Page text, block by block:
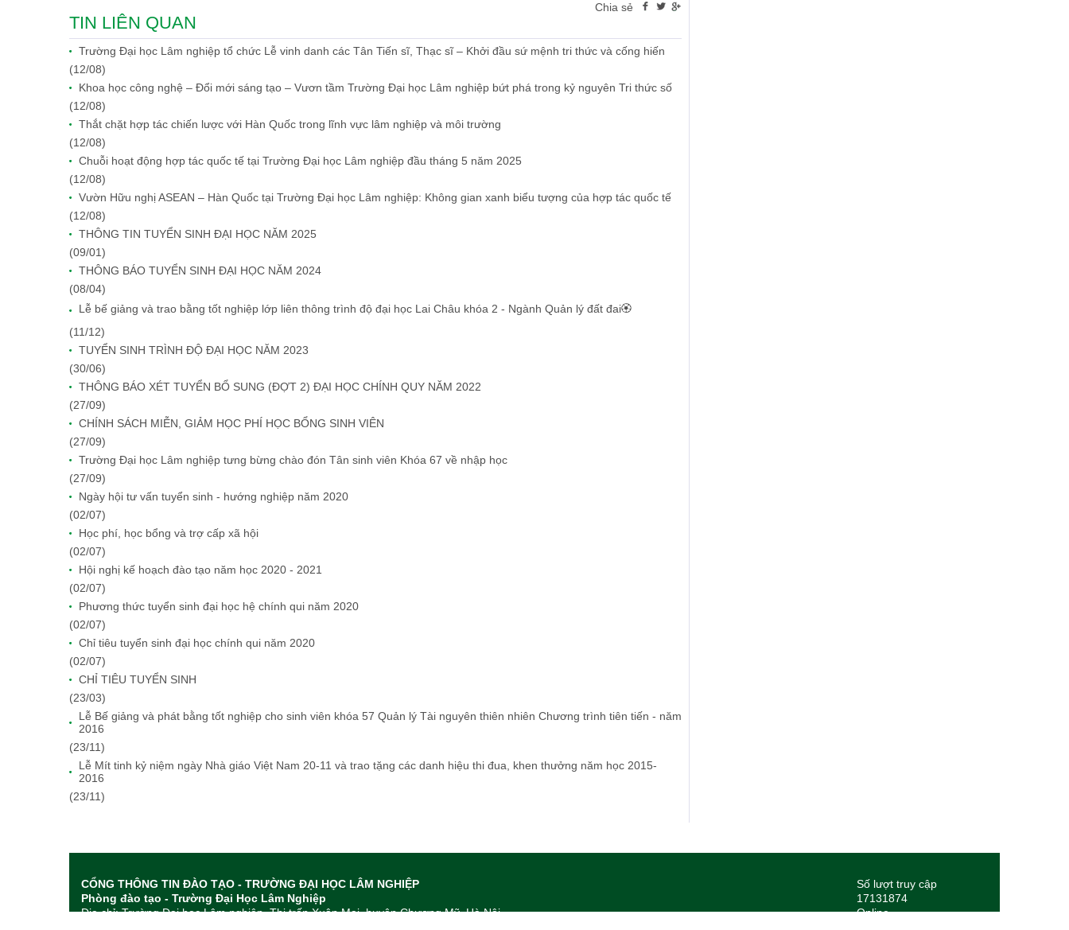
Chia sẻ
TIN LIÊN QUAN
Trường Đại học Lâm nghiệp tổ chức Lễ vinh danh các Tân Tiến sĩ, Thạc sĩ – Khởi đầu sứ mệnh tri thức và cống hiến
(12/08)
Khoa học công nghệ – Đổi mới sáng tạo – Vươn tầm Trường Đại học Lâm nghiệp bứt phá trong kỷ nguyên Tri thức số
(12/08)
Thắt chặt hợp tác chiến lược với Hàn Quốc trong lĩnh vực lâm nghiệp và môi trường
(12/08)
Chuỗi hoạt động hợp tác quốc tế tại Trường Đại học Lâm nghiệp đầu tháng 5 năm 2025
(12/08)
Vườn Hữu nghị ASEAN – Hàn Quốc tại Trường Đại học Lâm nghiệp: Không gian xanh biểu tượng của hợp tác quốc tế
(12/08)
THÔNG TIN TUYỂN SINH ĐẠI HỌC NĂM 2025
(09/01)
THÔNG BÁO TUYỂN SINH ĐẠI HỌC NĂM 2024
(08/04)
Lễ bế giảng và trao bằng tốt nghiệp lớp liên thông trình độ đại học Lai Châu khóa 2 - Ngành Quản lý đất đai🏵️
(11/12)
TUYỂN SINH TRÌNH ĐỘ ĐẠI HỌC NĂM 2023
(30/06)
THÔNG BÁO XÉT TUYỂN BỔ SUNG (ĐỢT 2) ĐẠI HỌC CHÍNH QUY NĂM 2022
(27/09)
CHÍNH SÁCH MIỄN, GIẢM HỌC PHÍ HỌC BỔNG SINH VIÊN
(27/09)
Trường Đại học Lâm nghiệp tưng bừng chào đón Tân sinh viên Khóa 67 về nhập học
(27/09)
Ngày hội tư vấn tuyển sinh - hướng nghiệp năm 2020
(02/07)
Học phí, học bổng và trợ cấp xã hội
(02/07)
Hội nghị kế hoạch đào tạo năm học 2020 - 2021
(02/07)
Phương thức tuyển sinh đại học hệ chính qui năm 2020
(02/07)
Chỉ tiêu tuyển sinh đại học chính qui năm 2020
(02/07)
CHỈ TIÊU TUYỂN SINH
(23/03)
Lễ Bế giảng và phát bằng tốt nghiệp cho sinh viên khóa 57 Quản lý Tài nguyên thiên nhiên Chương trình tiên tiến - năm
2016
(23/11)
Lễ Mít tinh kỷ niệm ngày Nhà giáo Việt Nam 20-11 và trao tặng các danh hiệu thi đua, khen thưởng năm học 2015-
2016
(23/11)
CỔNG THÔNG TIN ĐÀO TẠO - TRƯỜNG ĐẠI HỌC LÂM NGHIỆP
Phòng đào tạo - Trường Đại Học Lâm Nghiệp
Địa chỉ: Trường Đại học Lâm nghiệp, Thị trấn Xuân Mai, huyện Chương Mỹ, Hà Nội
Số lượt truy cập
17131874
Online